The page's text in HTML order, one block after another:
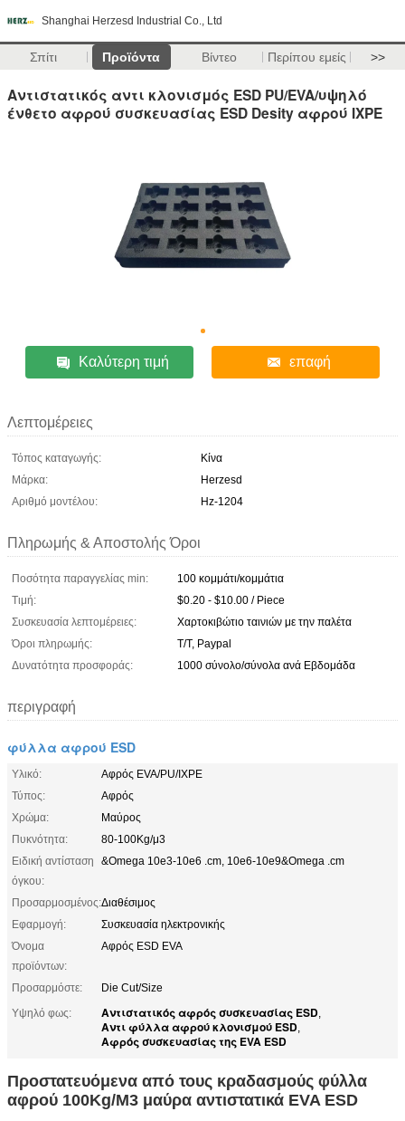
Shanghai Herzesd Industrial Co., Ltd
Σπίτι Προϊόντα Βίντεο Περίπου εμείς >>
Αντιστατικός αντι κλονισμός ESD PU/EVA/υψηλό
ένθετο αφρού συσκευασίας ESD Desity αφρού IXPE
Καλύτερη τιμή επαφή
Λεπτομέρειες
Τόπος καταγωγής:
Κίνα
Μάρκα:
Herzesd
Αριθμό μοντέλου:
Hz-1204
Πληρωμής & Αποστολής Όροι
Ποσότητα παραγγελίας min:
100 κομμάτι/κομμάτια
Τιμή:
$0.20 - $10.00 / Piece
Συσκευασία λεπτομέρειες:
Χαρτοκιβώτιο ταινιών με την παλέτα
Όροι πληρωμής:
T/T, Paypal
Δυνατότητα προσφοράς:
1000 σύνολο/σύνολα ανά Εβδομάδα
περιγραφή
φύλλα αφρού ESD
Υλικό:
Αφρός EVA/PU/IXPE
Τύπος:
Αφρός
Χρώμα:
Μαύρος
Πυκνότητα:
80-100Kg/μ3
Ειδική αντίσταση
όγκου:
&Omega 10e3-10e6 .cm, 10e6-10e9&Omega .cm
Προσαρμοσμένος:Διαθέσιμος
Εφαρμογή:
Συσκευασία ηλεκτρονικής
Όνομα
προϊόντων:
Αφρός ESD EVA
Προσαρμόστε:
Die Cut/Size
Υψηλό φως:
Αντιστατικός αφρός συσκευασίας ESD,
Αντι φύλλα αφρού κλονισμού ESD,
Αφρός συσκευασίας της EVA ESD
Προστατευόμενα από τους κραδασμούς φύλλα
αφρού 100Kg/M3 μαύρα αντιστατικά EVA ESD